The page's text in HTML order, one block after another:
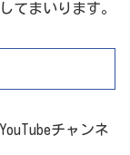
てまいります。
チャンネ